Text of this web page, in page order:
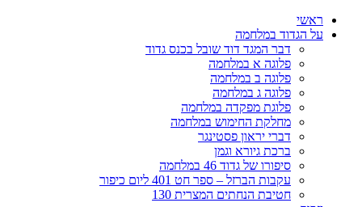
ראשי
על הגדוד במלחמה
דבר המגד דוד שובל בכנס גדוד
פלוגה א במלחמה
פלוגה ב במלחמה
פלוגה ג במלחמה
פלוגת מפקדה במלחמה
מחלקת החימוש במלחמה
דברי יראון פסטינגר
ברכת גיורא וגמן
סיפורו של גדוד 46 במלחמה
עקבות הברזל – ספר חט 401 ליום כיפור
חטיבת הנחתים המצרית 130